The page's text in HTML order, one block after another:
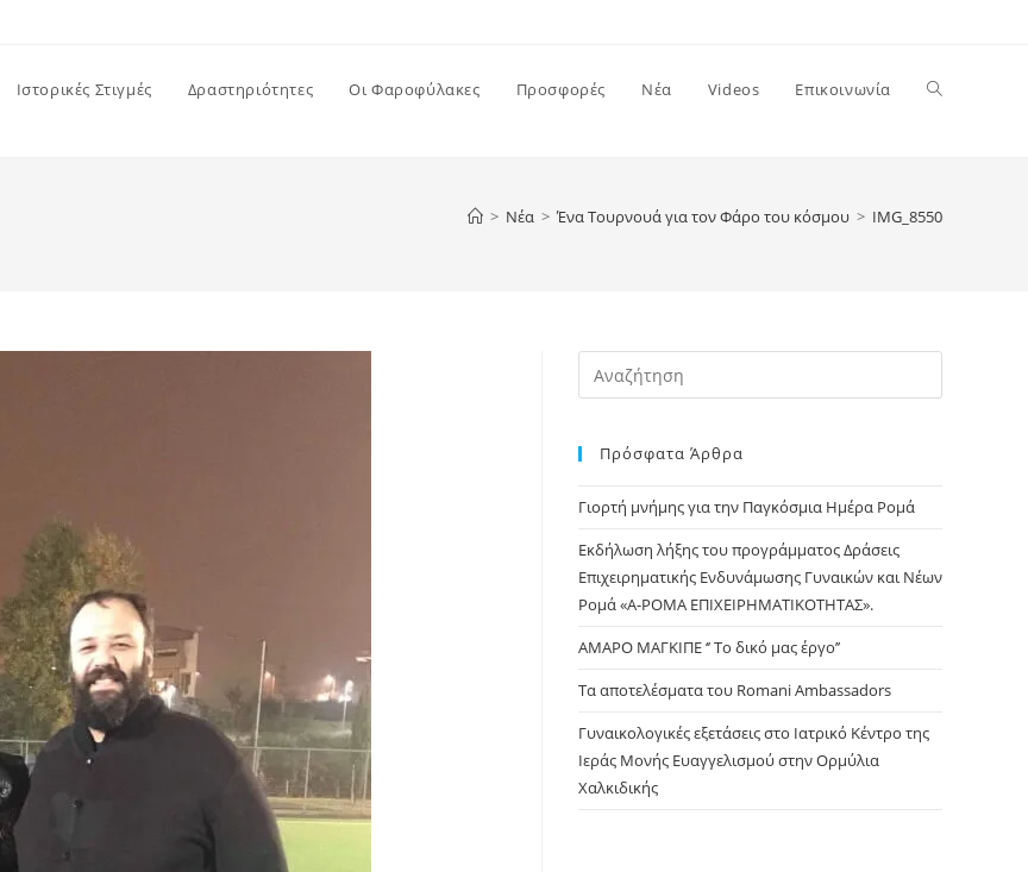
Ιστορικές Στιγμές Δραστηριότητες Οι Φαροφύλακες Προσφορές Νέα Videos Επικοινωνία Toggle
> Νέα > Ένα Τουρνουά για τον Φάρο του κόσμου > IMG_8550
Escape
Πρόσφατα Άρθρα
Γιορτή μνήμης για την Παγκόσμια Ημέρα Ρομά
Εκδήλωση λήξης του προγράμματος Δράσεις
Επιχειρηματικής Ενδυνάμωσης Γυναικών και Νέων
Ρομά «Α-ΡΟΜΑ ΕΠΙΧΕΙΡΗΜΑΤΙΚΟΤΗΤΑΣ».
ΑΜΑΡΟ ΜΑΓΚΙΠΕ ‘’ Το δικό μας έργο’’
Τα αποτελέσματα του Romani Ambassadors
Γυναικολογικές εξετάσεις στο Ιατρικό Κέντρο της
Ιεράς Μονής Ευαγγελισμού στην Ορμύλια
Χαλκιδικής